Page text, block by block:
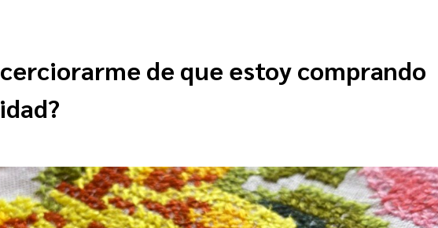
de que estoy comprando